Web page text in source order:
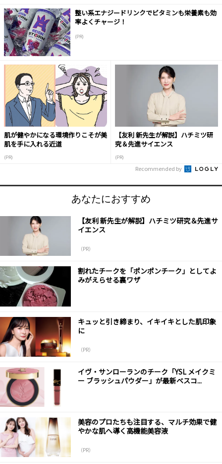
整い系エナジードリンクでビタミンも栄養素も効
率よくチャージ！
(PR)
肌が健やかになる環境作りこそが美
肌を手に入れる近道
(PR)
【友利 新先生が解説】ハチミツ研
究＆先進サイエンス
(PR)
Recommended by
あなたにおすすめ
【友利 新先生が解説】ハチミツ研究＆先進サ
イエンス
（PR）
割れたチークを「ポンポンチーク」としてよ
みがえらせる裏ワザ
キュッと引き締まり、イキイキとした肌印象
に
（PR）
イヴ・サンローランのチーク「YSL メイクミ
ー ブラッシュパウダー」が最新ベスコ...
美容のプロたちも注目する、マルチ効果で健
やかな肌へ導く高機能美容液
（PR）